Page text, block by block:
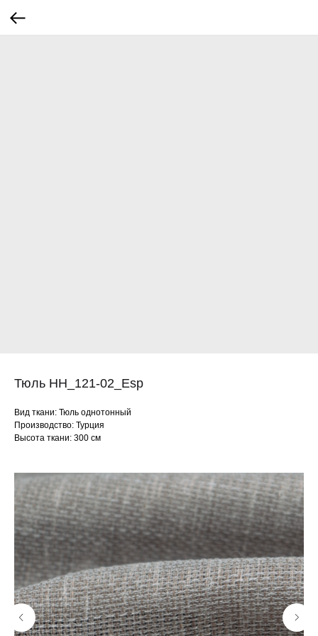
Тюль HH_121-02_Esp
Вид ткани: Тюль однотонный
Производство: Турция
Высота ткани: 300 см